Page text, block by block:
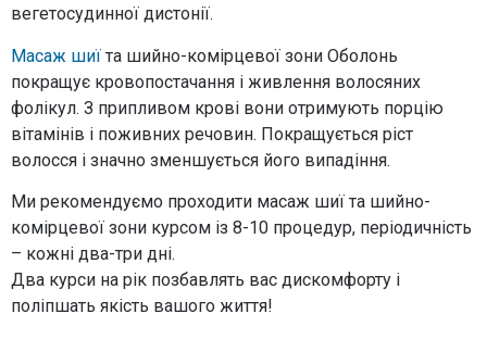
вегетосудинної дистонії.
Масаж шиї та шийно-комірцевої зони Оболонь
покращує кровопостачання і живлення волосяних
фолікул. З припливом крові вони отримують порцію
вітамінів і поживних речовин. Покращується ріст
волосся і значно зменшується його випадіння.
Ми рекомендуємо проходити масаж шиї та шийно-
комірцевої зони курсом із 8-10 процедур, періодичність
– кожні два-три дні.
Два курси на рік позбавлять вас дискомфорту і
поліпшать якість вашого життя!